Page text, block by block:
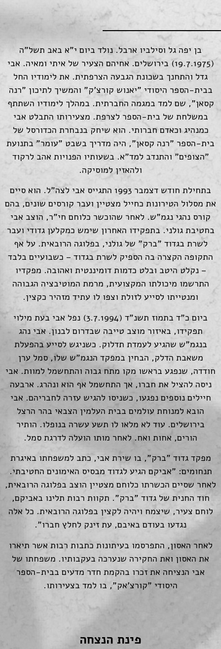
בן יפה גל וסילביו ארבל. נולד ביום י"א באב תשל"ה
(19.7.1975) בירושלים. אחיהם הצעיר של איתי ומאיה. אבי
גדל והתחנך בשכונת הגבעה הצרפתית. את לימודיו החל
בבית-הספר היסודי "יאנוש קורצ'ק" והמשיך לתיכון "רנה
קסאן", שם למד במגמה החברתית. במהלך לימודיו השתתף
במשלחת של בית-הספר לצרפת. מצעירותו התבלט אבי
כמנהיג וכאדם חברותי. הוא שיחק בנבחרת הכדורסל של
בית-הספר "רנה קסאן", היה מדריך בשבט "עומר" בתנועת
"הצופים" והתנדב למד"א. בשעותיו הפנויות אהב לרקוד
ולהאזין למוסיקה.
בתחילת חודש דצמבר 1993 התגייס אבי לצה"ל. הוא סיים
את מסלול הטירונות כחייל מצטיין ועבר קורסים שונים, בהם
קורס נהגי נגמ"ש. לאחר שהוכשר כלוחם חי"ר, הוצב אבי
בחטיבת גולני. בתפקידו האחרון שימש כמקלען גדודי ועבר
לשרת בגדוד "ברק" של גולני, בפלוגה הרובאית. על אף
התקופה הקצרה בה הספיק לשרת בגדוד – כשבועיים בלבד
– נקלט היטב ובלט כדמות דומיננטית ואהובה. מפקדיו
התרשמו מיכולתו המקצועית, מרמת המוטיבציה הגבוהה
ומנטייתו לסייע לזולת וצפו לו עתיד מזהיר כקצין.
ביום כ"ד בתמוז תשנ"ד (3.7.1994) נפל אבי בעת מילוי
תפקידו, באיזור מוצב טייבה שבדרום לבנון. אבי נהג
בנגמ"ש שהגיע לעמדת תדלוק. כשניגש לסייע בהפעלת
משאבת הדלק, הבחין במפקד הנגמ"ש שלו, סמל ערן
חודדה, שנפגע בראשו מקו מתח גבוה והתחשמל למוות. אבי
ניסה להציל את חברו, אך התחשמל אף הוא ונהרג. ארבעה
חיילים נוספים נפגעו, כשניסו להגיש עזרה לחבריהם. אבי
הובא למנוחת עולמים בבית העלמין הצבאי בהר הרצל
בירושלים. עוד לא מלאו לו תשע עשרה בנופלו. הותיר
הורים, אחות ואח. לאחר מותו הועלה לדרגת סמל.
מפקד גדוד "ברק", בו שירת אבי, כתב למשפחתו באיגרת
תנחומים: "אביקם הגיע לגדוד מבסיס האימונים החטיבתי.
לאחר שסיים הכשרתו כלוחם מצטיין הוצב בפלוגה הרובאית,
חוד החנית של גדוד "ברק". תקוות רבות תלינו באביקם,
לוחם צעיר, שיצמח ויהיה לקצין בפלוגה הרובאית. כל אלה
נגדעו בעודם באיבם, עת זינק לחלץ חברו".
לאחר האסון, התפרסמו בעיתונות כתבות רבות אשר תיארו
את האסון ואת החקירה שנערכה בעקבותיו. משפחתו של
אבי הנציחה את זכרו בהקמת חדר מדעים בבית-הספר
היסודי "קורצ'אק", בו למד בצעירותו.
פינת הנצחה